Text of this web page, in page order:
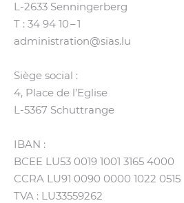
L‑2633 Senningerberg
T : 34 94 10 – 1
administration@​sias.​lu
Siège social :
4, Place de l’Eglise
L‑5367 Schuttrange
IBAN :
BCEE LU53 0019 1001 3165 4000
CCRA LU91 0090 0000 1022 0515
TVA : LU33559262